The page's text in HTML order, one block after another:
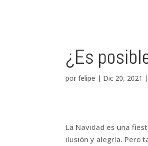
¿Es
porfelipe | Dic 20, 2021 |
La Navidad es una
ilusión y alegría. Pero